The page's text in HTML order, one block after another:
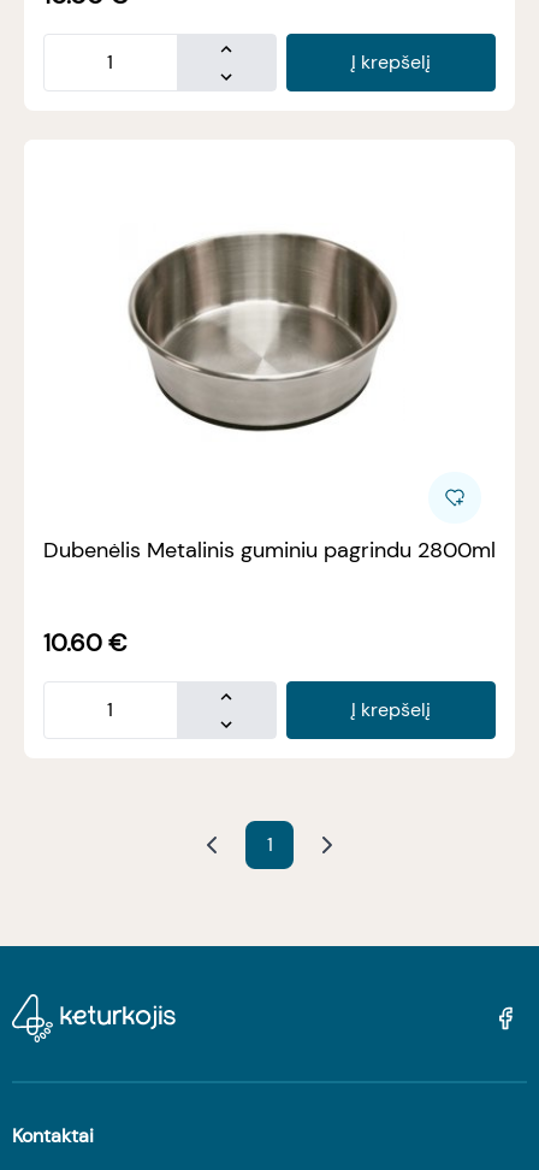
Į krepšelį
Dubenėlis Metalinis guminiu pagrindu 2800ml
10.60€
Į krepšelį
1
Kontaktai